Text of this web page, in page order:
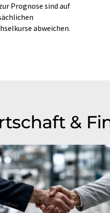
Prognose sind auf
abweichen.
&